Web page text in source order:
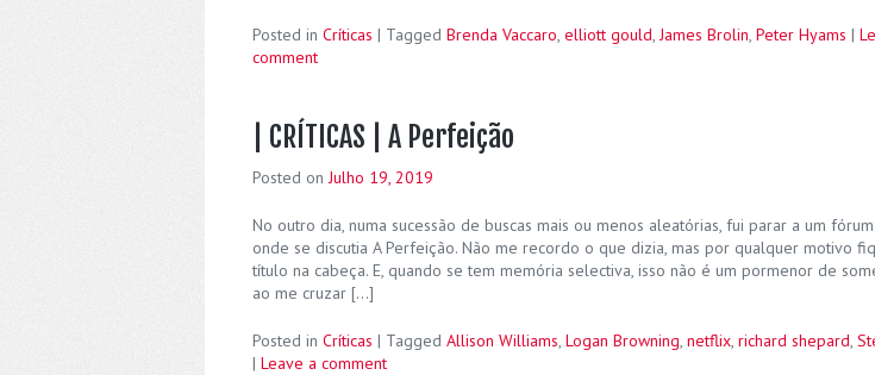
Posted in Críticas | Tagged Brenda Vaccaro, elliott gould,James Brolin, Peter Hyams |
comment
| CRÍTICAS | A Perfeição
Posted onJulho 19, 2019
No outro dia, numa sucessão de buscas mais ou menos aleatórias, fui parar a um
onde se discutia A Perfeição. Não me recordo o que dizia, mas por qualquer motivo
título na cabeça. E, quando se tem memória selectiva, isso não é um pormenor de
ao me cruzar […]
Posted in Críticas | Tagged Allison Williams, Logan Browning, netflix, richard shepard,
| Leave a comment